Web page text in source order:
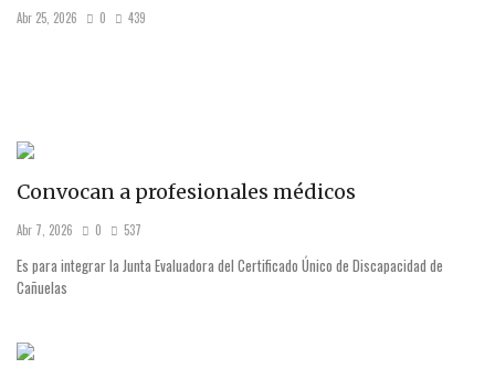
Abr 25, 2026 0 439
Convocan a profesionales médicos
Abr 7, 2026 0 537
Es para integrar la Junta Evaluadora del Certificado Único de Discapacidad de
Cañuelas